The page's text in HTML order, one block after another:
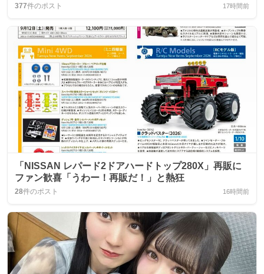
377件のポスト 17時間前
「NISSAN レパード2ドアハードトップ280X」再販に
ファン歓喜「うわー！再販だ！」と熱狂
28件のポスト 16時間前